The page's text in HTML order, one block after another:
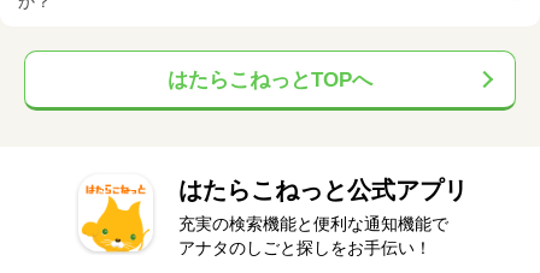
はたらこねっとTOPへ
はたらこねっと公式アプリ
充実の検索機能と便利な通知機能で
アナタのしごと探しをお手伝い！